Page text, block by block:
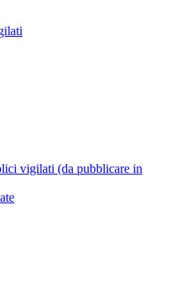
vigilati (da pubblicare in